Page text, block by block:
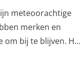
meteoorachtige
merken en
om bij te blijven.